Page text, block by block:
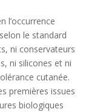
l’occurrence
le standard
ni conservateurs
ni silicones et ni
cutanée.
premières issues
biologiques